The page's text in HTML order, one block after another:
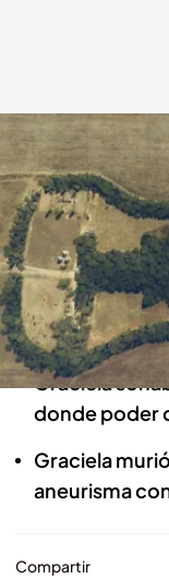
La historia de amor
Redacción
28 FEB 2024 -
Pedro plantó
kilómetros de
con forma de
Graciela
donde poder
Graciela
aneurisma
Compartir